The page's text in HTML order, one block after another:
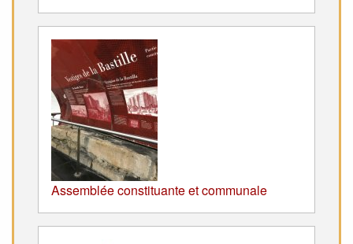
Assemblée constituante et communale